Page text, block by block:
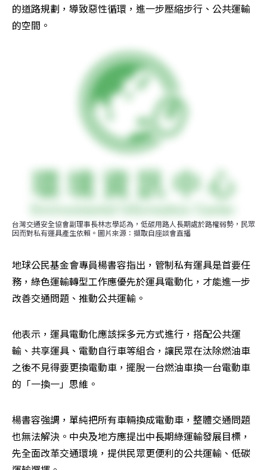
的道路規劃，導致惡性循環，進一步壓縮步行、公共運輸
的空間。
台灣交通安全協會副理事長林志學認為，低碳用路人長期處於路權弱勢，民眾
因而對私有運具產生依賴。圖片來源：擷取自座談會直播
地球公民基金會專員楊書容指出，管制私有運具是首要任
務，綠色運輸轉型工作應優先於運具電動化，才能進一步
改善交通問題、推動公共運輸。
他表示，運具電動化應該採多元方式進行，搭配公共運
輸、共享運具、電動自行車等組合，讓民眾在汰除燃油車
之後不見得要更換電動車，擺脫一台燃油車換一台電動車
的「一換一」思維。
楊書容強調，單純把所有車輛換成電動車，整體交通問題
也無法解決。中央及地方應提出中長期綠運輸發展目標，
先全面改革交通環境，提供民眾更便利的公共運輸、低碳